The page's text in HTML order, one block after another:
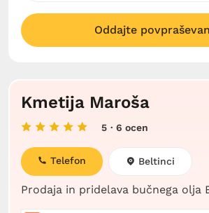
Oddajte
Kmetija Maroša
5 · 6 ocen
Prodaja in pridelava bučnega olja
Telefon Beltinci